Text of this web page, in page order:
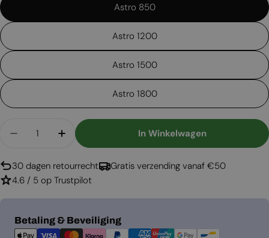
Astro 850
Astro 1200
Astro 1500
Astro 1800
Aantal Verlagen Voor Omkadering Voor Planika
Aantal Verhogen Voor Omkadering
In Winkelwagen
30 dagen retourrecht
Gratis verzending vanaf €50
4.6 / 5 op Trustpilot
Betaling & Beveiliging
Betaalmethoden